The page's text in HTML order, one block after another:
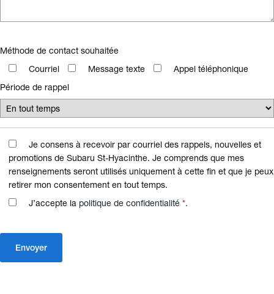
Méthode de contact souhaitée
Courriel
Message texte
Appel téléphonique
Période de rappel
Je consens à recevoir par courriel des rappels, nouvelles et
promotions de Subaru St-Hyacinthe. Je comprends que mes
renseignements seront utilisés uniquement à cette fin et que je peux
retirer mon consentement en tout temps.
J’accepte la politique de confidentialité *.